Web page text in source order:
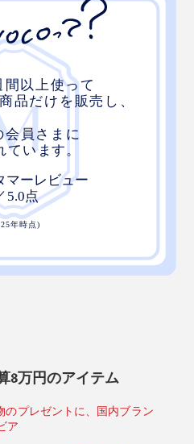
3万円のアイテム
のプレゼントに、国内ブラン
ア